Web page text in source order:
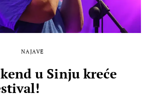
NAJAVE
u Sinju kreće